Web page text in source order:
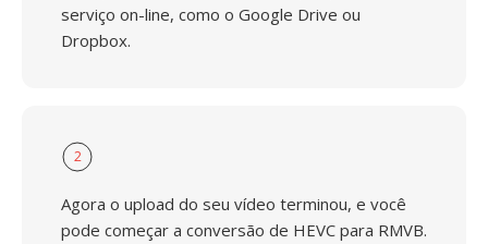
serviço on-line, como o Google Drive ou
Dropbox.
2
Agora o upload do seu vídeo terminou, e você
pode começar a conversão de HEVC para RMVB.